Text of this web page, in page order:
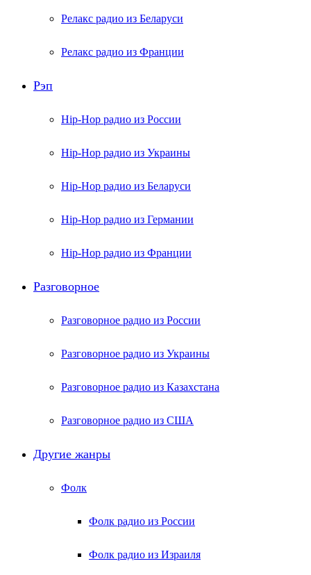
Релакс радио из Беларуси
Релакс радио из Франции
Рэп
Hip-Hop радио из России
Hip-Hop радио из Украины
Hip-Hop радио из Беларуси
Hip-Hop радио из Германии
Hip-Hop радио из Франции
Разговорное
Разговорное радио из России
Разговорное радио из Украины
Разговорное радио из Казахстана
Разговорное радио из США
Другие жанры
Фолк
Фолк радио из России
Фолк радио из Израиля